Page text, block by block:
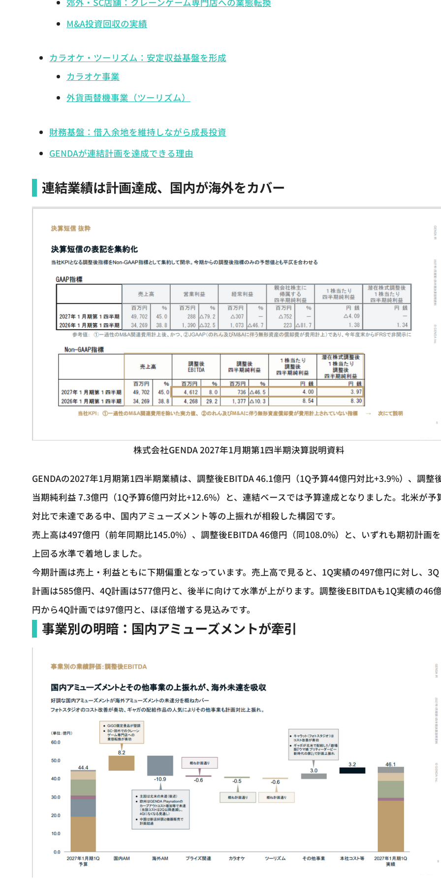
M&A投資回収の実績
カラオケ・ツーリズム：安定収益基盤を形成
カラオケ事業
外貨両替機事業（ツーリズム）
財務基盤：借入余地を維持しながら成長投資
GENDAが連結計画を達成できる理由
連結業績は計画達成、国内が海外をカバー
株式会社GENDA 2027年1月期第1四半期決算説明資料
GENDAの2027年1月期第1四半期業績は、調整後EBITDA 46.1億円（1Q予算44億円対比+3.9%）、調整
当期純利益 7.3億円（1Q予算6億円対比+12.6%）と、連結ベースでは予算達成となりました。北米が予
対比で未達である中、国内アミューズメント等の上振れが相殺した構図です。
売上高は497億円（前年同期比145.0%）、調整後EBITDA 46億円（同108.0%）と、いずれも期初計画を
上回る水準で着地しました。
今期計画は売上・利益ともに下期偏重となっています。売上高で見ると、1Q実績の497億円に対し、3Q
計画は585億円、4Q計画は577億円と、後半に向けて水準が上がります。調整後EBITDAも1Q実績の46億
円から4Q計画では97億円と、ほぼ倍増する見込みです。
事業別の明暗：国内アミューズメントが牽引